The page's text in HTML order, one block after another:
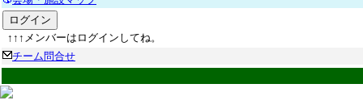
↑↑↑メンバーはログインしてね。
チーム問合せ